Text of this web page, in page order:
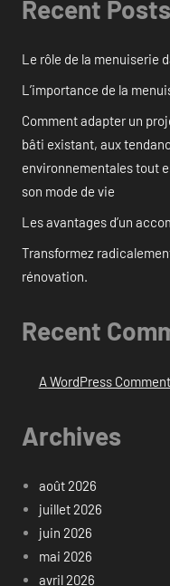
Recent Posts
Le rôle de la menuiserie
L’importance de la
Comment adapter un
bâti existant, aux
environnementales tout
son mode de vie
Les avantages d’un
Transformez
rénovation.
Recent
A WordPress
Archives
août 2026
juillet 2026
juin 2026
mai 2026
avril 2026